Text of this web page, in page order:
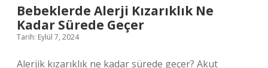
Bebeklerde Alerji Kızarıklık Ne
Kadar Sürede Geçer
Tarih: Eylül 7, 2024
Alerjik kızarıklık ne kadar sürede geçer? Akut